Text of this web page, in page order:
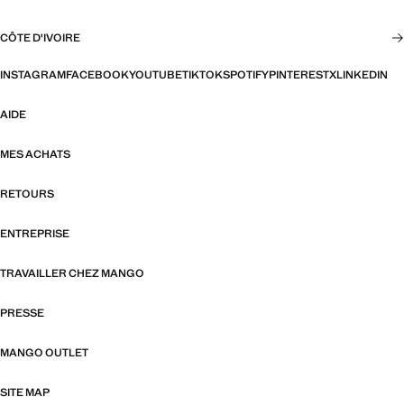
CÔTE D'IVOIRE
INSTAGRAMFACEBOOKYOUTUBETIKTOKSPOTIFYPINTERESTXLINKEDIN
AIDE
MES ACHATS
RETOURS
ENTREPRISE
TRAVAILLER CHEZ MANGO
PRESSE
MANGO OUTLET
SITE MAP